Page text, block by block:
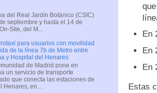
En
En
En
Estas
del Real Jardín Botánico (CSIC)
septiembre y hasta el 14 de
Site, del M...
para usuarios con movilidad
de la línea 7b de Metro entre
y Hospital del Henares
de Madrid pone en
un servicio de transporte
que conecta las estaciones de
Henares, en...